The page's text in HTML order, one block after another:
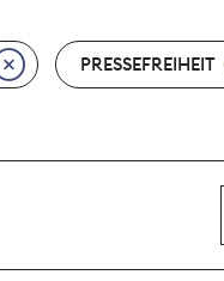
PRESSEFREIHEIT